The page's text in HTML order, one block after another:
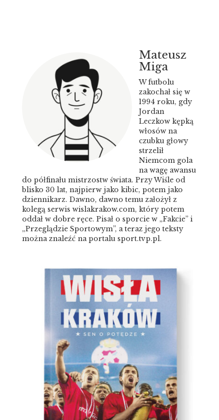
Mateusz
Miga
W futbolu
zakochał się w
1994 roku, gdy
Jordan
Leczkow kępką
włosów na
czubku głowy
strzelił
Niemcom gola
na wagę awansu
do półfinału mistrzostw świata. Przy Wiśle od
blisko 30 lat, najpierw jako kibic, potem jako
dziennikarz. Dawno, dawno temu założył z
kolegą serwis wislakrakow.com, który potem
oddał w dobre ręce. Pisał o sporcie w „Fakcie” i
„Przeglądzie Sportowym”, a teraz jego teksty
można znaleźć na portalu sport.tvp.pl.